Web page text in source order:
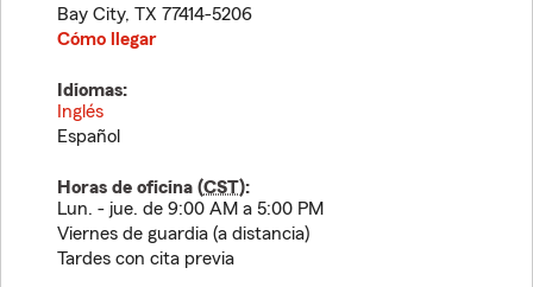
Bay City, TX 77414-5206
Cómo llegar
Idiomas:
Inglés
Español
Horas de oficina (CST):
Lun. - jue. de 9:00 AM a 5:00 PM
Viernes de guardia (a distancia)
Tardes con cita previa